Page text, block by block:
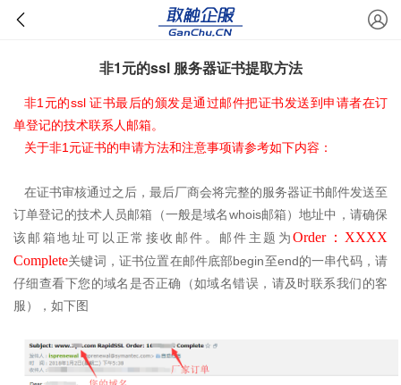
非1元的ssl 服务器证书提取方法
非1 元的ssl证书最后的颁发是通过邮件把证书发送到申请者在订
单登记的技术联系人邮箱。
关于非1 元证书的申请方法和注意事项请参考如下内容：
在证书审核通过之后，最后厂商会将完整的服务器证书邮件发送至
订单登记的技术人员邮箱（一般是域名 whois邮箱）地址中，请确保
该邮箱地址可以正常接收邮件。邮件主题为Order： XXXX
Complete关键词，证书位置在邮件底部begin 至end的一串代码，请
仔细查看下您的域名是否正确（如域名错误，请及时联系我们的客
服），如下图